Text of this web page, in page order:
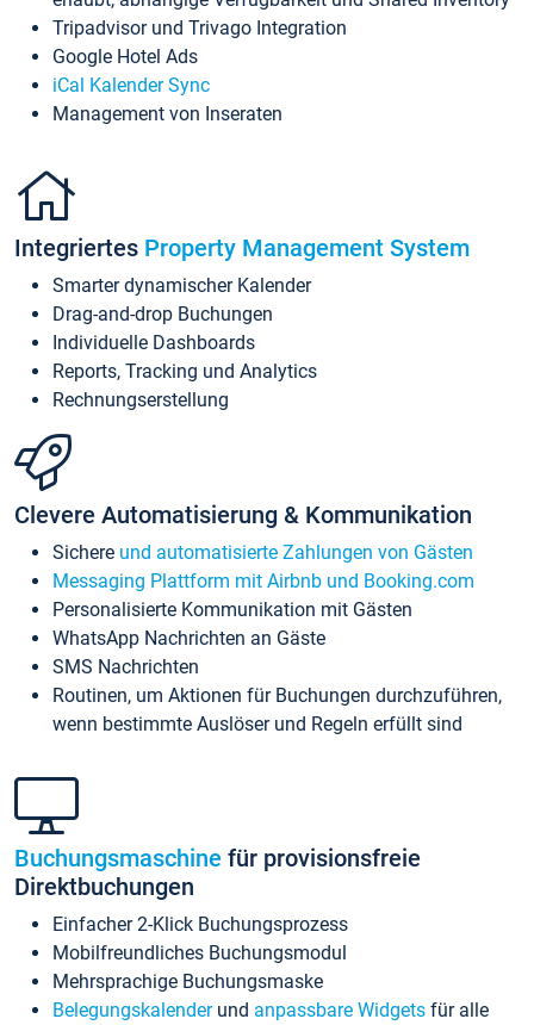
Tripadvisor und Trivago Integration
Google Hotel Ads
iCal Kalender Sync
Management von Inseraten
Integriertes Property Management System
Smarter dynamischer Kalender
Drag-and-drop Buchungen
Individuelle Dashboards
Reports, Tracking und Analytics
Rechnungserstellung
Clevere Automatisierung & Kommunikation
Sichere und automatisierte Zahlungen von Gästen
Messaging Plattform mit Airbnb und Booking.com
Personalisierte Kommunikation mit Gästen
WhatsApp Nachrichten an Gäste
SMS Nachrichten
Routinen, um Aktionen für Buchungen durchzuführen,
wenn bestimmte Auslöser und Regeln erfüllt sind
Buchungsmaschine für provisionsfreie
Direktbuchungen
Einfacher 2-Klick Buchungsprozess
Mobilfreundliches Buchungsmodul
Mehrsprachige Buchungsmaske
Belegungskalenderund anpassbare Widgets für alle